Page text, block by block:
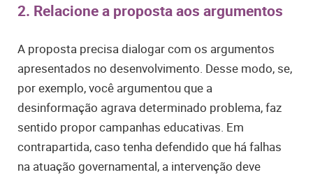
2. Relacione a proposta aos argumentos
A proposta precisa dialogar com os argumentos
apresentados no desenvolvimento. Desse modo, se,
por exemplo, você argumentou que a
desinformação agrava determinado problema, faz
sentido propor campanhas educativas. Em
contrapartida, caso tenha defendido que há falhas
na atuação governamental, a intervenção deve